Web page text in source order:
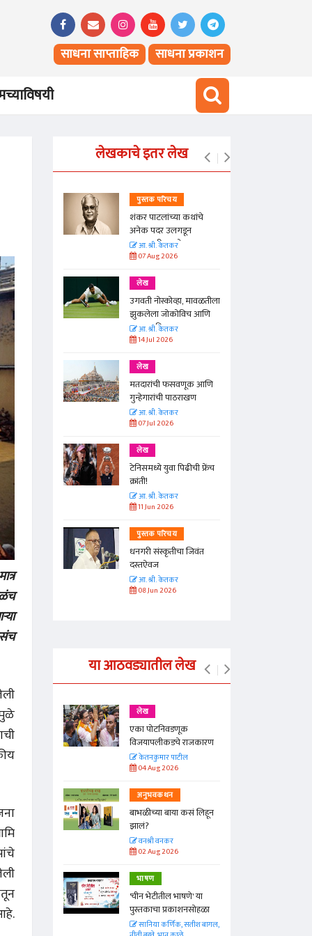
साधना साप्ताहिक साधना प्रकाशन
लेखकाचे इतर लेख
गुकेश
या
पुस्तक परिचय
शंकर पाटलांच्या कथांचे
अनेक पदर उलगडून
दाखवणारी 'गारवेल'
आ. श्री. केतकर
07 Aug 2026
लेख
उगवती नोस्कोव्हा, मावळतीला
झुकलेला जोकोविच आणि
दरम्यान विम्बल्डन
आ. श्री. केतकर
14 Jul 2026
लेख
मतदारांची फसवणूक आणि
गुन्हेगारांची पाठराखण
आ. श्री. केतकर
07 Jul 2026
लेख
टेनिसमध्ये युवा पिढीची फ्रेंच
क्रांती!
आ. श्री. केतकर
11 Jun 2026
पुस्तक परिचय
धनगरी संस्कृतीचा जिवंत
दस्तऐवज
आ. श्री. केतकर
08 Jun 2026
या आठवड्यातील लेख
लेख
एका पोटनिवडणूक
विजयापलीकडचे राजकारण
केतनकुमार पाटील
04 Aug 2026
अनुभवकथन
बाभळीच्या बाया कसं लिहून
झालं?
वनश्री वनकर
02 Aug 2026
भाषण
'चीन भेटीतील भाषणे' या
पुस्तकाचा प्रकाशनसोहळा
सानिया कर्णिक, सतीश बागल,